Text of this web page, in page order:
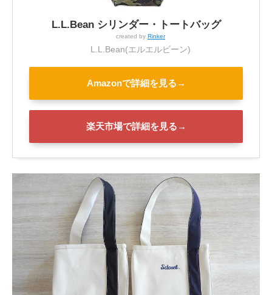
L.L.Bean シリンダー・トートバッグ
created by Rinker
L.L.Bean(エルエルビーン)
Amazonで詳細を見る→
楽天市場で詳細を見る→